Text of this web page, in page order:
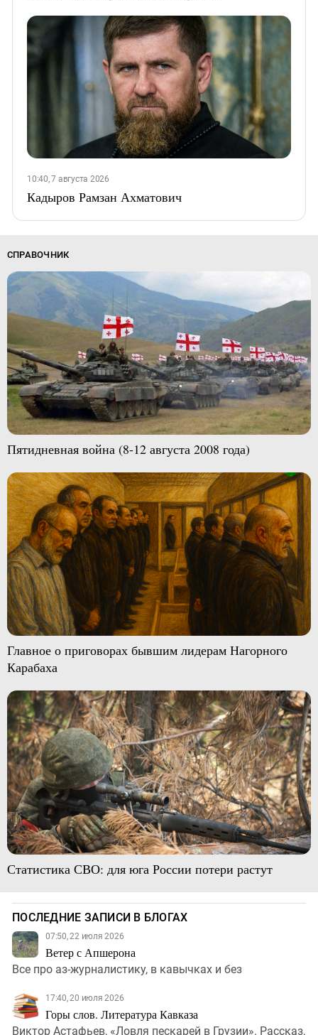
10:40, 7 августа 2026
Кадыров Рамзан Ахматович
СПРАВОЧНИК
Пятидневная война (8-12 августа 2008 года)
Главное о приговорах бывшим лидерам Нагорного
Карабаха
Статистика СВО: для юга России потери растут
ПОСЛЕДНИЕ ЗАПИСИ В БЛОГАХ
07:50, 22 июля 2026
Ветер с Апшерона
Все про аз-журналистику, в кавычках и без
17:40, 20 июля 2026
Горы слов. Литература Кавказа
Виктор Астафьев, «Ловля пескарей в Грузии». Рассказ,